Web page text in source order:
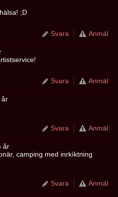
;D
Svara Anmäl
Svara Anmäl
år
Svara Anmäl
år
camping med inrkíktning
Svara Anmäl